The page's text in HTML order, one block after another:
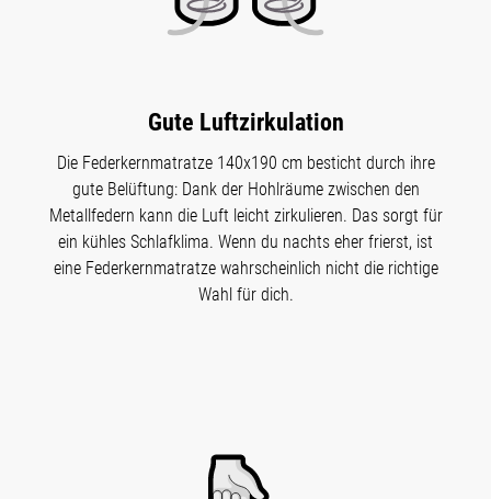
Gute Luftzirkulation
Die Federkernmatratze 140x190 cm besticht durch ihre
gute Belüftung: Dank der Hohlräume zwischen den
Metallfedern kann die Luft leicht zirkulieren. Das sorgt für
ein kühles Schlafklima. Wenn du nachts eher frierst, ist
eine Federkernmatratze wahrscheinlich nicht die richtige
Wahl für dich.